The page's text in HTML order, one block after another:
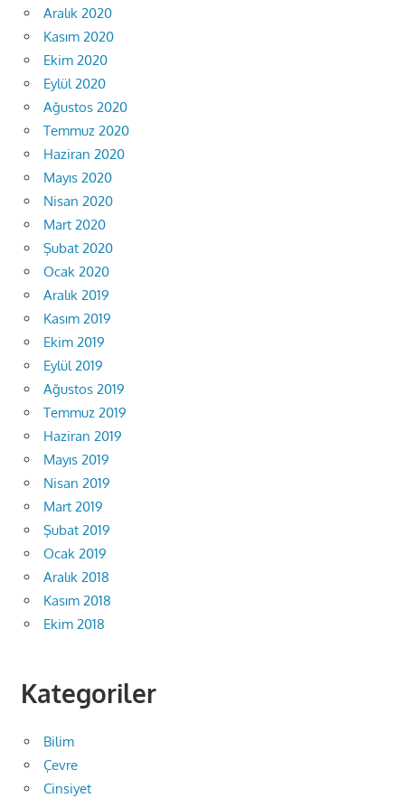
Aralık 2020
Kasım 2020
Ekim 2020
Eylül 2020
Ağustos 2020
Temmuz 2020
Haziran 2020
Mayıs 2020
Nisan 2020
Mart 2020
Şubat 2020
Ocak 2020
Aralık 2019
Kasım 2019
Ekim 2019
Eylül 2019
Ağustos 2019
Temmuz 2019
Haziran 2019
Mayıs 2019
Nisan 2019
Mart 2019
Şubat 2019
Ocak 2019
Aralık 2018
Kasım 2018
Ekim 2018
Kategoriler
Bilim
Çevre
Cinsiyet